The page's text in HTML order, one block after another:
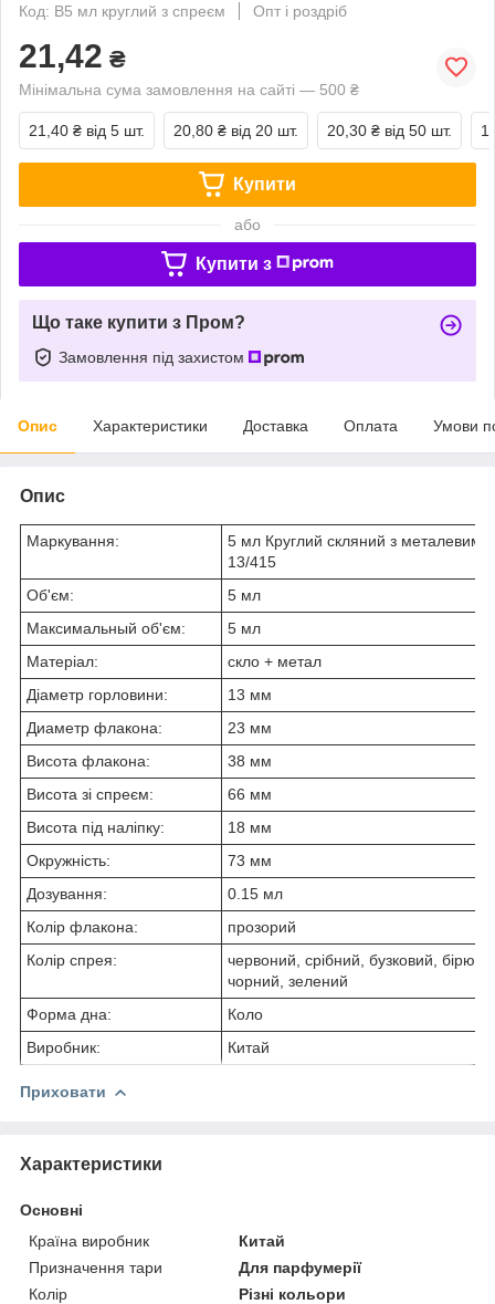
Код: В5 мл круглий з спреєм
Опт і роздріб
21,42 ₴
Мінімальна сума замовлення на сайті — 500 ₴
21,40 ₴ від 5 шт. 20,80 ₴ від 20 шт. 20,30 ₴ від 50 шт.
Купити
або
Купити з
Що таке купити з Пром?
Замовлення під захистом
Опис Характеристики Доставка Оплата Умови
Опис
Маркування:
5 мл Круглий скляний з металевим
13/415
Об'єм:
5 мл
Максимальный об'єм:
5 мл
Матеріал:
скло + метал
Діаметр горловини:
13 мм
Диаметр флакона:
23 мм
Висота флакона:
38 мм
Висота зі спреєм:
66 мм
Висота під наліпку:
18 мм
Окружність:
73 мм
Дозування:
0.15 мл
Колір флакона:
прозорий
Колір спрея:
червоний, срібний, бузковий,
чорний, зелений
Форма дна:
Коло
Виробник:
Китай
Приховати
Характеристики
Основні
Країна виробник
Китай
Призначення тари
Для парфумерії
Колір
Різні кольори